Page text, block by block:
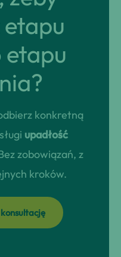
etapu
konkretną
upadłość
zobowiązań, z
kroków.